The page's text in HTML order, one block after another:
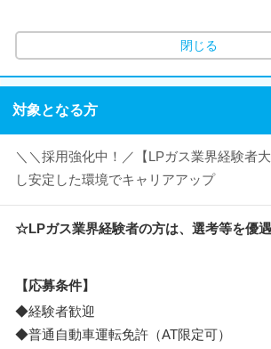
閉じる
対象となる方
＼＼採用強化中！／【LPガス業界経験者
し安定した環境でキャリアアップ
☆LPガス業界経験者の方は、選考等を優遇
【応募条件】
◆経験者歓迎
◆普通自動車運転免許（AT限定可）